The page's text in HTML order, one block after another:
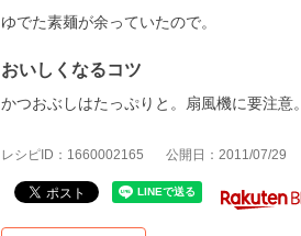
ゆでた素麺が余っていたので。
おいしくなるコツ
かつおぶしはたっぷりと。扇風機に要注意。
レシピID：1660002165 公開日：2011/07/29